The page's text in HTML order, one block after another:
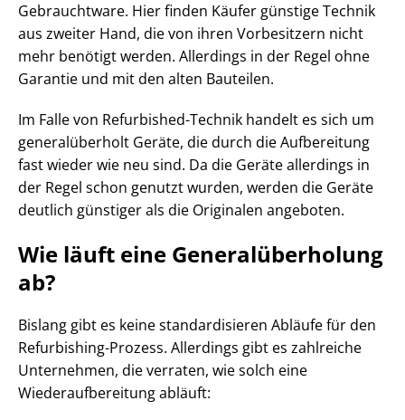
Gebrauchtware. Hier finden Käufer günstige Technik
aus zweiter Hand, die von ihren Vorbesitzern nicht
mehr benötigt werden. Allerdings in der Regel ohne
Garantie und mit den alten Bauteilen.
Im Falle von Refurbished-Technik handelt es sich um
generalüberholt Geräte, die durch die Aufbereitung
fast wieder wie neu sind. Da die Geräte allerdings in
der Regel schon genutzt wurden, werden die Geräte
deutlich günstiger als die Originalen angeboten.
Wie läuft eine Generalüberholung
ab?
Bislang gibt es keine standardisieren Abläufe für den
Refurbishing-Prozess. Allerdings gibt es zahlreiche
Unternehmen, die verraten, wie solch eine
Wiederaufbereitung abläuft: